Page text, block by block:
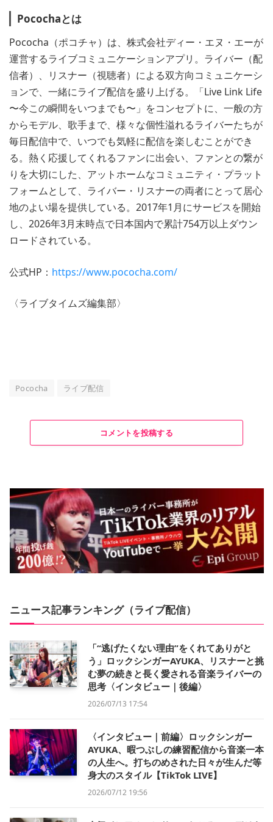
Pocochaとは
Pococha（ポコチャ）は、株式会社ディー・エヌ・エーが
運営するライブコミュニケーションアプリ。ライバー（配
信者）、リスナー（視聴者）による双方向コミュニケーシ
ョンで、一緒にライブ配信を盛り上げる。「Live Link Life
〜今この瞬間をいつまでも〜」をコンセプトに、一般の方
からモデル、歌手まで、様々な個性溢れるライバーたちが
毎日配信中で、いつでも気軽に配信を楽しむことができ
る。熱く応援してくれるファンに出会い、ファンとの繋が
りを大切にした、アットホームなコミュニティ・プラット
フォームとして、ライバー・リスナーの両者にとって居心
地のよい場を提供している。2017年1月にサービスを開始
し、2026年3月末時点で日本国内で累計754万以上ダウン
ロードされている。
公式HP： https://www.pococha.com/
〈ライブタイムズ編集部〉
Pococha ライブ配信
コメントを投稿する
ニュース記事ランキング（ライブ配信）
「“逃げたくない理由”をくれてありがと
う」ロックシンガーAYUKA、リスナーと挑
む夢の続きと長く愛される音楽ライバーの
思考〈インタビュー｜後編〉
2026/07/13 17:54
〈インタビュー｜前編〉ロックシンガー
AYUKA、暇つぶしの練習配信から音楽一本
の人生へ。打ちのめされた日々が生んだ等
身大のスタイル【TikTok LIVE】
2026/07/12 19:56